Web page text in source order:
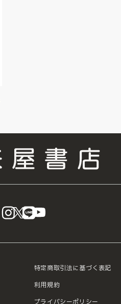
instagram
X LINE
特定商取引法に基づく表記
利用規約
プライバシーポリシー